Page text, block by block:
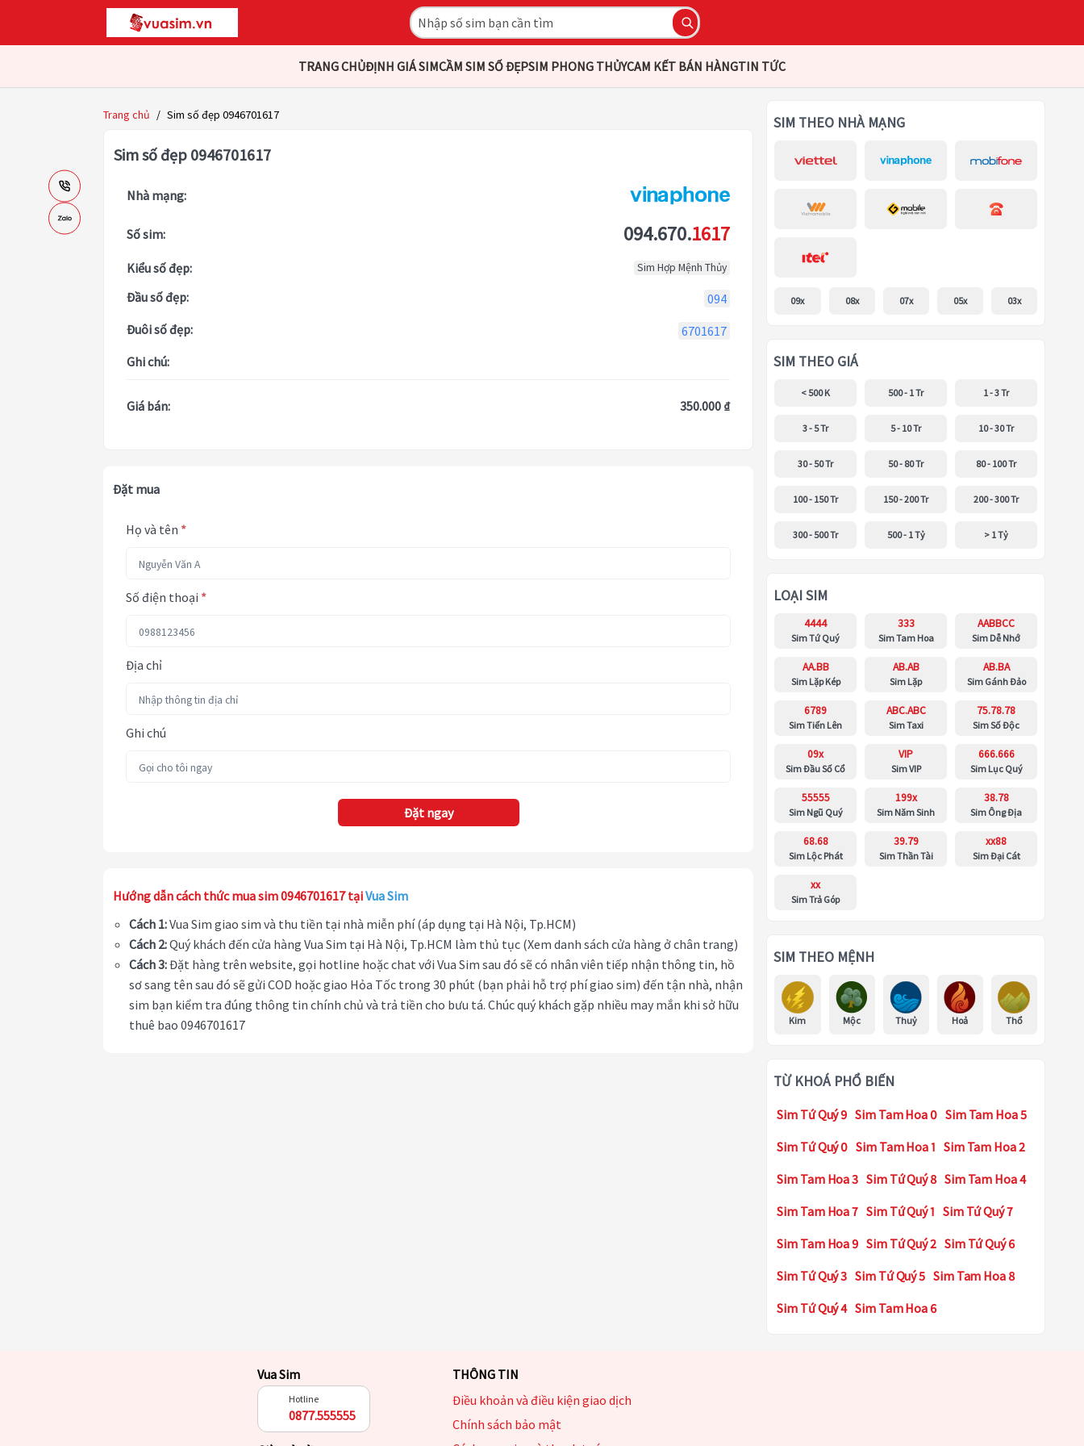
TRANG CHỦĐỊNH GIÁ SIMCẦM SIM SỐ ĐẸPSIM PHONG THỦYCAM KẾT BÁN HÀNGTIN TỨC
Trang chủ / Sim số đẹp 0946701617
Sim số đẹp 0946701617
Nhà mạng:
Số sim: 094.670.1617
Kiểu số đẹp: Sim Hợp Mệnh Thủy
Đầu số đẹp:
094
Đuôi số đẹp:
6701617
Ghi chú:
Giá bán: 350.000 ₫
Đặt mua
Họ và tên *
Số điện thoại *
Địa chỉ
Ghi chú
Đặt ngay
Hướng dẫn cách thức mua sim 0946701617 tạiVua Sim
Cách 1:Vua Sim giao sim và thu tiền tại nhà miễn phí (áp dụng tại Hà Nội, Tp.HCM)
Cách 2:Quý khách đến cửa hàng Vua Sim tại Hà Nội, Tp.HCM làm thủ tục (Xem danh sách cửa hàng ở chân trang)
Cách 3:Đặt hàng trên website, gọi hotline hoặc chat với Vua Sim sau đó sẽ có nhân viên tiếp nhận thông tin, hồ
sơ sang tên sau đó sẽ gửi COD hoặc giao Hỏa Tốc trong 30 phút (bạn phải hỗ trợ phí giao sim) đến tận nhà, nhận
sim bạn kiểm tra đúng thông tin chính chủ và trả tiền cho bưu tá. Chúc quý khách gặp nhiều may mắn khi sở hữu
thuê bao 0946701617
SIM THEO NHÀ MẠNG
09x 08x 07x 05x 03x
SIM THEO GIÁ
< 500 K 500 - 1 Tr 1 - 3 Tr
3 - 5 Tr 5 - 10 Tr 10 - 30 Tr
30 - 50 Tr 50 - 80 Tr 80 - 100 Tr
100 - 150 Tr 150 - 200 Tr 200 - 300 Tr
300 - 500 Tr 500 - 1 Tỷ > 1 Tỷ
LOẠI SIM
4444
Sim Tứ Quý
333
Sim Tam Hoa
AABBCC
Sim Dễ Nhớ
AA.BB
Sim Lặp Kép
AB.AB
Sim Lặp
AB.BA
Sim Gánh Đảo
6789
Sim Tiến Lên
ABC.ABC
Sim Taxi
75.78.78
Sim Số Độc
09x
Sim Đầu Số Cổ
VIP
Sim VIP
666.666
Sim Lục Quý
55555
Sim Ngũ Quý
199x
Sim Năm Sinh
38.78
Sim Ông Địa
68.68
Sim Lộc Phát
39.79
Sim Thần Tài
xx88
Sim Đại Cát
xx
Sim Trả Góp
SIM THEO MỆNH
Kim Mộc Thuỷ Hoả Thổ
TỪ KHOÁ PHỔ BIẾN
Sim Tứ Quý 9 Sim Tam Hoa 0 Sim Tam Hoa 5
Sim Tứ Quý 0 Sim Tam Hoa 1 Sim Tam Hoa 2
Sim Tam Hoa 3 Sim Tứ Quý 8 Sim Tam Hoa 4
Sim Tam Hoa 7 Sim Tứ Quý 1 Sim Tứ Quý 7
Sim Tam Hoa 9 Sim Tứ Quý 2 Sim Tứ Quý 6
Sim Tứ Quý 3 Sim Tứ Quý 5 Sim Tam Hoa 8
Sim Tứ Quý 4 Sim Tam Hoa 6
Vua Sim
Hotline
0877.555555
THÔNG TIN
Điều khoản và điều kiện giao dịch
Chính sách bảo mật